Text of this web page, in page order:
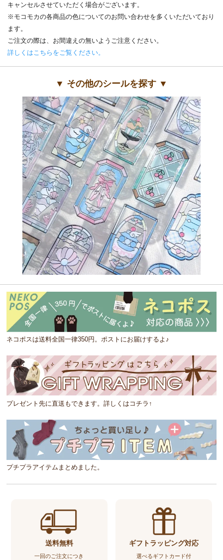
キャンセルさせていただく場合がございます。
※モコモカの各商品の色についてのお問い合わせを多くいただいており
ます。
ご注文の際は、お間違えの無いようご注意ください。
詳しくはこちらをご覧ください。
▼ その他のシールを探す ▼
ネコポスは送料全国一律350円。ポストにお届けするよ♪
プレゼント先に直送もできます。詳しくはコチラ↑
プチプラアイテムまとめました。
送料無料
一回のご注文につき
ギフトラッピング対応
選べるギフトカード付